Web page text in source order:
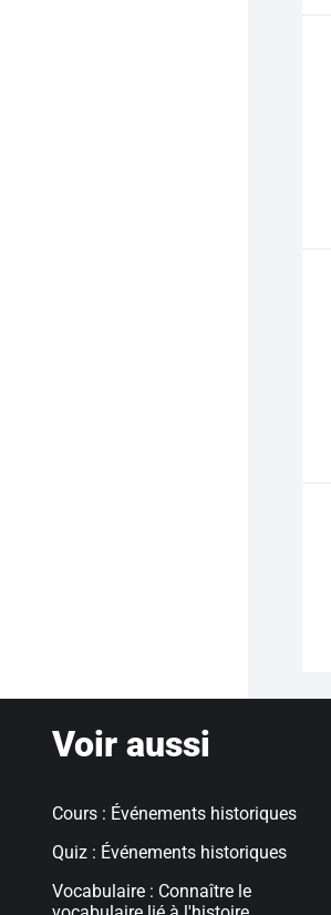
Voir aussi
Cours : Événements historiques
Quiz : Événements historiques
Vocabulaire : Connaître le